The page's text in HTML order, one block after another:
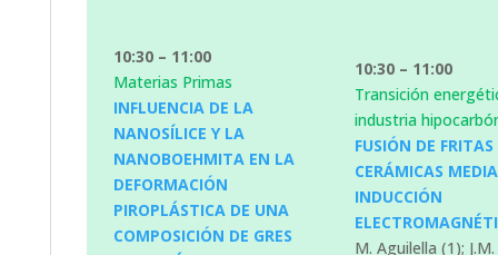
10:30 – 11:00
Materias Primas
INFLUENCIA DE LA
NANOSÍLICE Y LA
NANOBOEHMITA EN LA
DEFORMACIÓN
PIROPLÁSTICA DE UNA
COMPOSICIÓN DE GRES
10:30 – 11:00
Transición
industria
FUSIÓN DE FRITAS
CERÁMICAS
INDUCCIÓN
M. Aguilella (1);